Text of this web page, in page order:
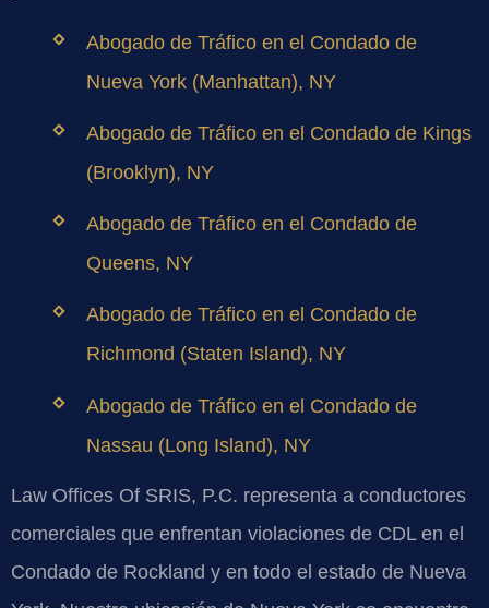
Abogado de Tráfico en el Condado de
Nueva York (Manhattan), NY
Abogado de Tráfico en el Condado de Kings
(Brooklyn), NY
Abogado de Tráfico en el Condado de
Queens, NY
Abogado de Tráfico en el Condado de
Richmond (Staten Island), NY
Abogado de Tráfico en el Condado de
Nassau (Long Island), NY
Law Offices Of SRIS, P.C. representa a conductores
comerciales que enfrentan violaciones de CDL en el
Condado de Rockland y en todo el estado de Nueva